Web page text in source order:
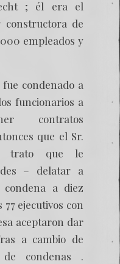
; él era el
de
empleados y
condenado a
funcionarios a
contratos
que el Sr.
trato que le
– delatar a
a diez
ejecutivos con
aceptaron dar
a cambio de
condenas .